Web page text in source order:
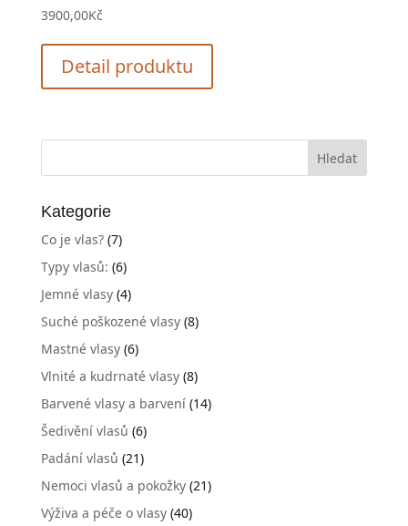
3900,00Kč
Detail produktu
Kategorie
Co je vlas?(7)
Typy vlasů: (6)
Jemné vlasy(4)
Suché poškozené vlasy(8)
Mastné vlasy(6)
Vlnité a kudrnaté vlasy(8)
Barvené vlasy a barvení(14)
Šedivění vlasů (6)
Padání vlasů (21)
Nemoci vlasů a pokožky(21)
Výživa a péče o vlasy(40)